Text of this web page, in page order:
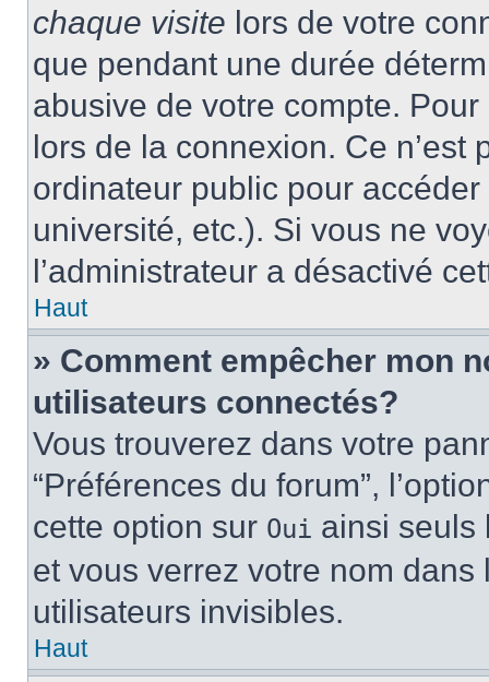
chaque visite lors de votre
que pendant une durée
abusive de votre compte.
lors de la connexion. Ce
ordinateur public pour
université, etc.). Si vous ne
l’administrateur a désactivé
Haut
» Comment empêcher mon
utilisateurs connectés?
Vous trouverez dans votre
“Préférences du forum”,
cette option sur Oui ainsi seuls
et vous verrez votre nom
utilisateurs invisibles.
Haut